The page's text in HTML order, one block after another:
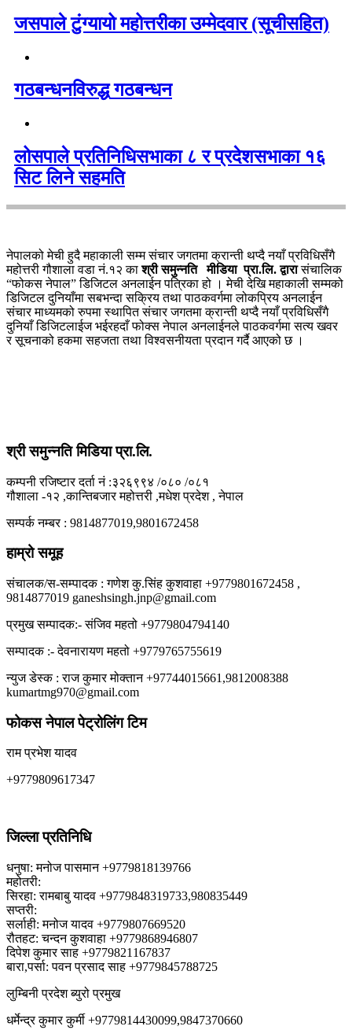
जसपाले टुंग्यायो महोत्तरीका उम्मेदवार (सूचीसहित)
गठबन्धनविरुद्ध गठबन्धन
लोसपाले प्रतिनिधिसभाका ८ र प्रदेशसभाका १६
सिट लिने सहमति
नेपालको मेची हुदै महाकाली सम्म संचार जगतमा क्रान्ती थप्दै नयाँ प्रविधिसँगै
महोत्तरी गौशाला वडा नं.१२ काश्री समुन्नति मीडिया प्रा.लि. द्वारासंचालिक
“फोकस नेपाल” डिजिटल अनलाईन पत्रिका हो । मेची देखि महाकाली सम्मको
डिजिटल दुनियाँमा सबभन्दा सक्रिय तथा पाठकवर्गमा लोकप्रिय अनलाईन
संचार माध्यमको रुपमा स्थापित संचार जगतमा क्रान्ती थप्दै नयाँ प्रविधिसँगै
दुनियाँ डिजिटलाईज भईरहदाँ फोक्स नेपाल अनलाईनले पाठकवर्गमा सत्य खवर
र सूचनाको हकमा सहजता तथा विश्वसनीयता प्रदान गर्दै आएको छ ।
श्री समुन्नति मिडिया प्रा.लि.
कम्पनी रजिष्टार दर्ता नं :३२६९९४ /०८० /०८१
गौशाला -१२ ,कान्तिबजार महोत्तरी ,मधेश प्रदेश , नेपाल
सम्पर्क नम्बर : 9814877019,9801672458
हाम्रो समूह
संचालक/स-सम्पादक : गणेश कु.सिंह कुशवाहा +9779801672458 ,
9814877019 ganeshsingh.jnp@gmail.com
प्रमुख सम्पादक:- संजिव महतो +9779804794140
सम्पादक :- देवनारायण महतो +9779765755619
न्युज डेस्क : राज कुमार मोक्तान +97744015661,9812008388
kumartmg970@gmail.com
फोकस नेपाल पेट्रोलिंग टिम
राम प्रभेश यादव
+9779809617347
जिल्ला प्रतिनिधि
धनुषा: मनोज पासमान +9779818139766
महोतरी:
सिरहा: रामबाबु यादव +9779848319733,980835449
सप्तरी:
सर्लाही: मनोज यादव +9779807669520
रौतहट: चन्दन कुशवाहा +9779868946807
दिपेश कुमार साह +9779821167837
बारा,पर्सा: पवन प्रसाद साह +9779845788725
लुम्बिनी प्रदेश ब्युरो प्रमुख
धर्मेन्द्र कुमार कुर्मी +9779814430099,9847370660